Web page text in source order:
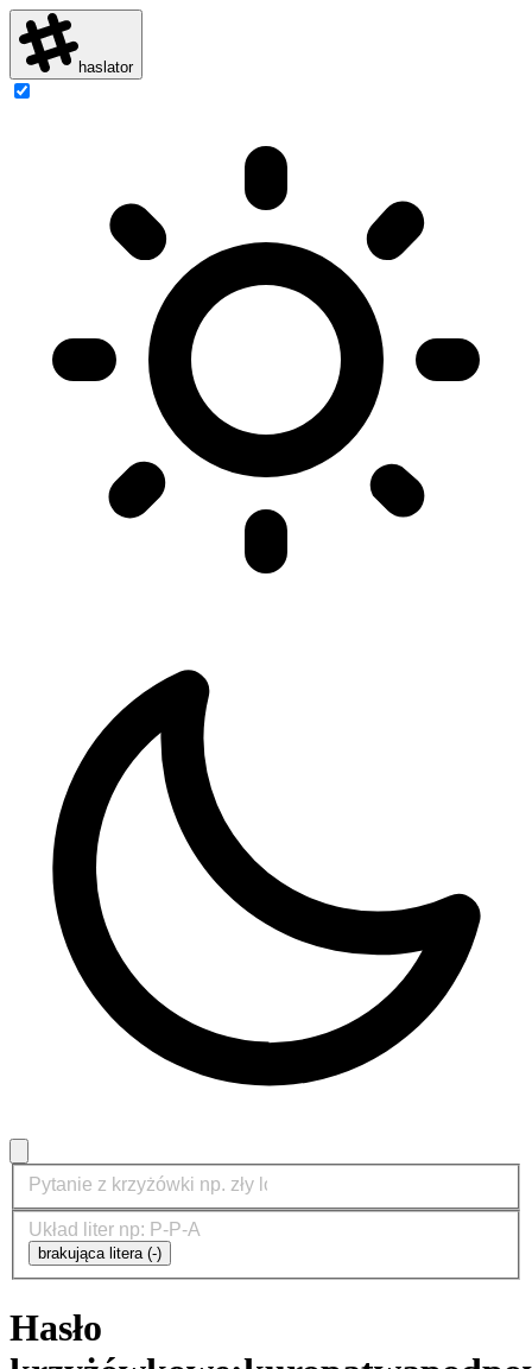
haslator
brakująca litera (-)
Hasło